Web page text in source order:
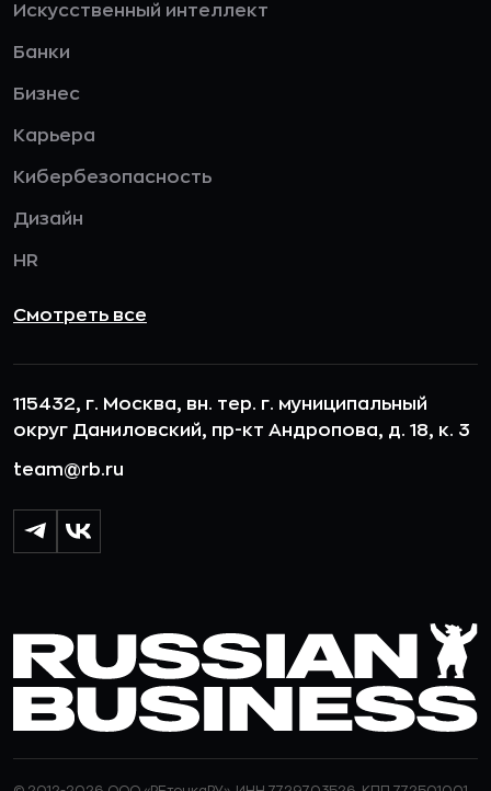
Искусственный интеллект
Банки
Бизнес
Карьера
Кибербезопасность
Дизайн
HR
Смотреть все
115432, г. Москва, вн. тер. г. муниципальный
округ Даниловский, пр-кт Андропова, д. 18, к. 3
team@rb.ru